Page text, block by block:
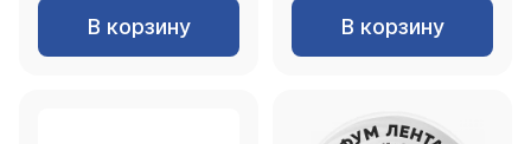
В корзину В корзину